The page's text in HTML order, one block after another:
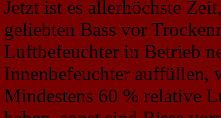
Jetzt ist es allerhöchste
geliebten Bass vor
Luftbefeuchter in Betrieb
Innenbefeuchter auffüllen,
Mindestens 60 % relative